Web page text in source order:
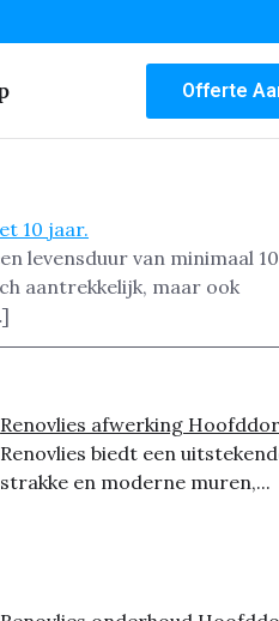
Offerte
levensduur van minimaal
aantrekkelijk, maar ook
Renovlies afwerking
Renovlies biedt een
strakke en moderne muren,...